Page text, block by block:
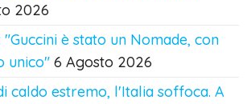
2026
è stato un Nomade, con
unico" 6 Agosto 2026
caldo estremo, l'Italia soffoca. A